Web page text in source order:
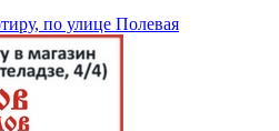
по улице Полевая